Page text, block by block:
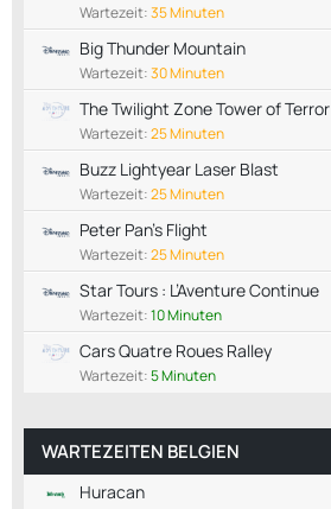
Wartezeit:35 Minuten
Big Thunder Mountain
Wartezeit:30 Minuten
The Twilight Zone Tower of Terror
Wartezeit:25 Minuten
Buzz Lightyear Laser Blast
Wartezeit:25 Minuten
Peter Pan's Flight
Wartezeit:25 Minuten
Star Tours : L’Aventure Continue
Wartezeit:10 Minuten
Cars Quatre Roues Ralley
Wartezeit:5 Minuten
WARTEZEITEN BELGIEN
Huracan